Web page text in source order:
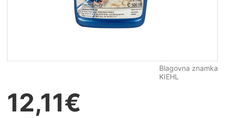
Blagovna znamka
KIEHL
12,11€